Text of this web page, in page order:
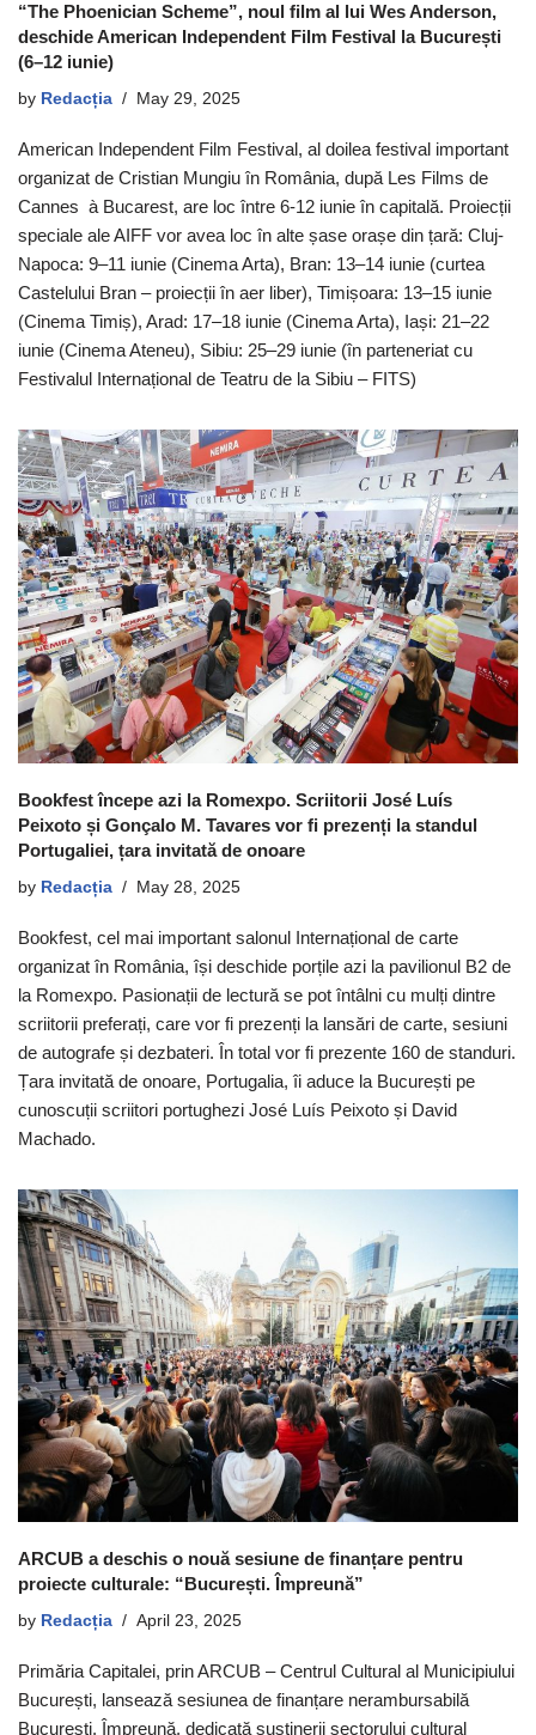
“The Phoenician Scheme”, noul film al lui Wes Anderson,
deschide American Independent Film Festival la București
(6–12 iunie)
by Redacția May 29, 2025
American Independent Film Festival, al doilea festival important
organizat de Cristian Mungiu în România, după Les Films de
Cannes à Bucarest, are loc între 6-12 iunie în capitală. Proiecții
speciale ale AIFF vor avea loc în alte șase orașe din țară: Cluj-
Napoca: 9–11 iunie (Cinema Arta), Bran: 13–14 iunie (curtea
Castelului Bran – proiecții în aer liber), Timișoara: 13–15 iunie
(Cinema Timiș), Arad: 17–18 iunie (Cinema Arta), Iași: 21–22
iunie (Cinema Ateneu), Sibiu: 25–29 iunie (în parteneriat cu
Festivalul Internațional de Teatru de la Sibiu – FITS)
Bookfest începe azi la Romexpo. Scriitorii José Luís
Peixoto și Gonçalo M. Tavares vor fi prezenți la standul
Portugaliei, țara invitată de onoare
by Redacția May 28, 2025
Bookfest, cel mai important salonul Internațional de carte
organizat în România, își deschide porțile azi la pavilionul B2 de
la Romexpo. Pasionații de lectură se pot întâlni cu mulți dintre
scriitorii preferați, care vor fi prezenți la lansări de carte, sesiuni
de autografe și dezbateri. În total vor fi prezente 160 de standuri.
Țara invitată de onoare, Portugalia, îi aduce la București pe
cunoscuții scriitori portughezi José Luís Peixoto și David
Machado.
ARCUB a deschis o nouă sesiune de finanțare pentru
proiecte culturale: “București. Împreună”
by Redacția April 23, 2025
Primăria Capitalei, prin ARCUB – Centrul Cultural al Municipiului
București, lansează sesiunea de finanțare nerambursabilă
București. Împreună, dedicată susținerii sectorului cultural